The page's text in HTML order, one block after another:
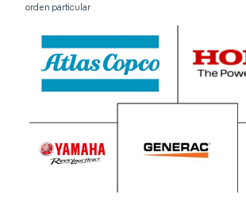
orden particular